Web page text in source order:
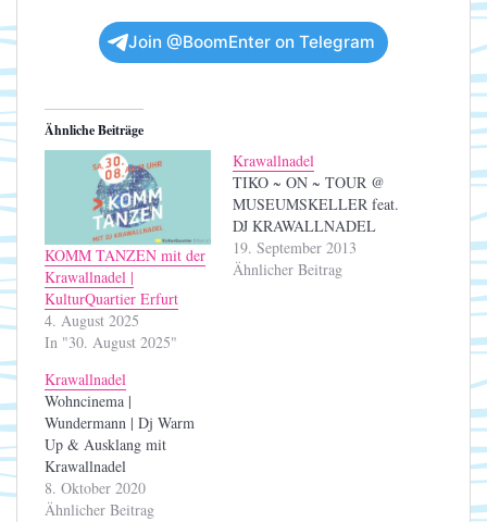
Join @BoomEnter on Telegram
Ähnliche Beiträge
KOMM TANZEN mit der
Krawallnadel |
KulturQuartier Erfurt
4. August 2025
In "30. August 2025"
Krawallnadel
TIKO ~ ON ~ TOUR @
MUSEUMSKELLER feat.
DJ KRAWALLNADEL
19. September 2013
Ähnlicher Beitrag
Krawallnadel
Wohncinema |
Wundermann | Dj Warm
Up & Ausklang mit
Krawallnadel
8. Oktober 2020
Ähnlicher Beitrag